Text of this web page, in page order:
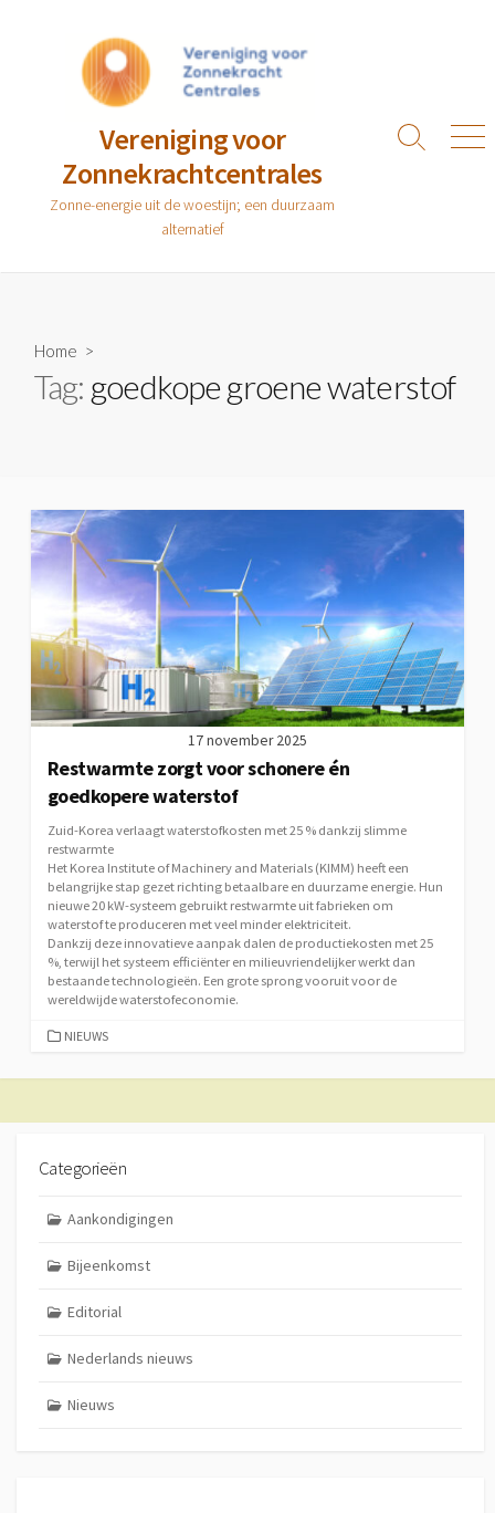
Vereniging voor
Zonnekrachtcentrales
Zonne-energie uit de woestijn; een duurzaam
alternatief
Zoeken
Home >
Tag: goedkope groene waterstof
17 november 2025
Restwarmte zorgt voor schonere én
goedkopere waterstof
Zuid-Korea verlaagt waterstofkosten met 25 % dankzij slimme
restwarmte
Het Korea Institute of Machinery and Materials (KIMM) heeft een
belangrijke stap gezet richting betaalbare en duurzame energie. Hun
nieuwe 20 kW-systeem gebruikt restwarmte uit fabrieken om
waterstof te produceren met veel minder elektriciteit.
Dankzij deze innovatieve aanpak dalen de productiekosten met 25
%, terwijl het systeem efficiënter en milieuvriendelijker werkt dan
bestaande technologieën. Een grote sprong vooruit voor de
wereldwijde waterstofeconomie.
CATEGORIEËN
NIEUWS
Categorieën
Aankondigingen
Bijeenkomst
Editorial
Nederlands nieuws
Nieuws